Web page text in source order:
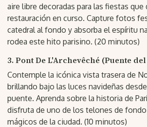
aire libre decoradas para las fiestas
restauración en curso. Capture fotos
catedral al fondo y absorba el espíritu
rodea este hito parisino. (20 minutos)
3. Pont De L'Archevêché (Puente
Contemple la icónica vista trasera de
brillando bajo las luces navideñas
puente. Aprenda sobre la historia de
disfruta de uno de los telones de
mágicos de la ciudad. (10 minutos)